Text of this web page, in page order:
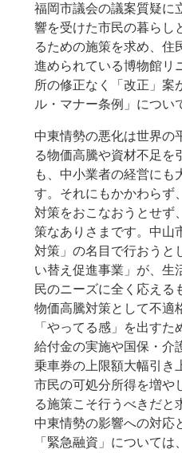
福岡市議会の議案質疑に
響を受けた市民の暮らし
るための施策を求め、住
進められている博物館リ
所の修正なく「改正」案
ル・マナー条例」につい
中東情勢の悪化は世界の
る物価高騰や資材不足を
も、中小業者の経営にも
す。それにもかかわらず
対策をおこなおうとせず
策なありさまです。中山
対策」の名目で行おうと
い替え促進事業」が、生
民のニーズに全く応える
物価高騰対策として不適
「やってる感」を出すた
給付金の実施や国保・介
乗車券の上限額大幅引き
市民の可処分所得を増や
る施策こそ行うべきだと
中東情勢の影響への対応
「緊急融資」について